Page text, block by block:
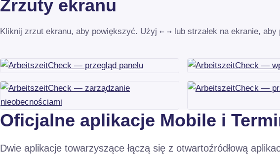
Zrzuty ekranu
Kliknij zrzut ekranu, aby powiększyć. Użyj ← → lub strzałek na ekranie,
Oficjalne aplikacje Mobile i
Dwie aplikacje towarzyszące łączą się z otwartoźródłową